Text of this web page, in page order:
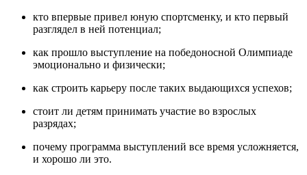
кто впервые привел юную спортсменку, и кто первый
разглядел в ней потенциал;
как прошло выступление на победоносной Олимпиаде
эмоционально и физически;
как строить карьеру после таких выдающихся успехов;
стоит ли детям принимать участие во взрослых
разрядах;
почему программа выступлений все время усложняется,
и хорошо ли это.